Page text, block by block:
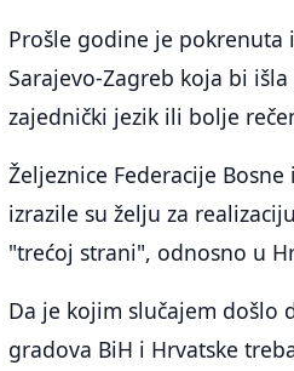
Prošle godine je pokrenuta
Sarajevo-Zagreb koja bi
zajednički jezik ili bolje
Željeznice Federacije
izrazile su želju za
"trećoj strani", odnosno u
Da je kojim slučajem došlo
gradova BiH i Hrvatske